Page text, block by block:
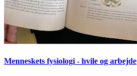
Menneskets fysiologi - hvile og arbejde